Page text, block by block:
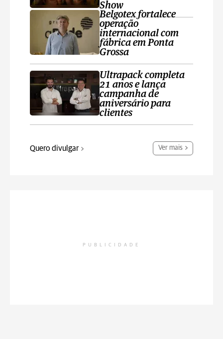
Show
Belgotex fortalece
operação
internacional com
fábrica em Ponta
Grossa
Ultrapack completa
21 anos e lança
campanha de
aniversário para
clientes
Quero divulgar Ver mais
PUBLICIDADE